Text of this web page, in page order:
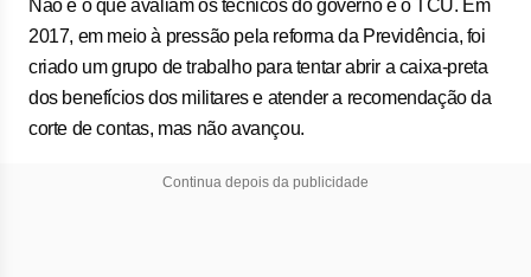
Não é o que avaliam os técnicos do governo e o TCU. Em
2017, em meio à pressão pela reforma da Previdência, foi
criado um grupo de trabalho para tentar abrir a caixa-preta
dos benefícios dos militares e atender a recomendação da
corte de contas, mas não avançou.
Continua depois da publicidade